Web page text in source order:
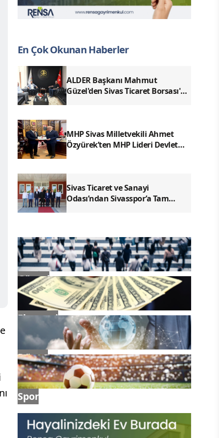
En Çok Okunan Haberler
ALDER Başkanı Mahmut
Güzel'den Sivas Ticaret Borsası'na
MHP Sivas Milletvekili Ahmet
Özyürek’ten MHP Lideri Devlet
Sivas Ticaret ve Sanayi
Odası’ndan Sivasspor’a Tam
Güncel
Ekonomi
Dünya
Spor